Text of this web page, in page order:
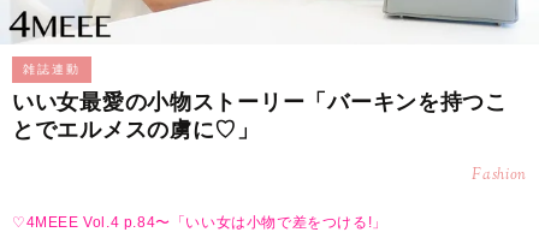
雑誌連動
いい女最愛の小物ストーリー「バーキンを持つこ
とでエルメスの虜に♡」
Fashion
♡4MEEE Vol.4 p.84〜「いい女は小物で差をつける!」